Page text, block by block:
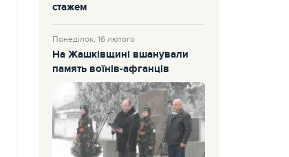
стажем
Понеділок, 16 лютого
На Жашківщині вшанували
память воїнів-афганців